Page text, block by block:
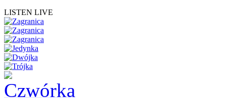
LISTEN LIVE